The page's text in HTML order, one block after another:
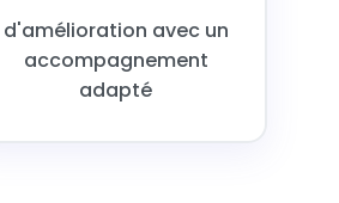
d'amélioration avec un
accompagnement
adapté